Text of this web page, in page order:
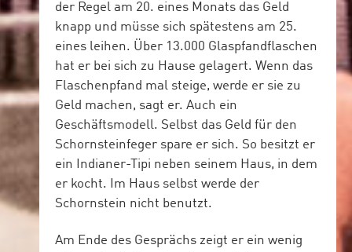
der Regel am 20. eines Monats das Geld
knapp und müsse sich spätestens am 25.
eines leihen. Über 13.000 Glaspfandflaschen
hat er bei sich zu Hause gelagert. Wenn das
Flaschenpfand mal steige, werde er sie zu
Geld machen, sagt er. Auch ein
Geschäftsmodell. Selbst das Geld für den
Schornsteinfeger spare er sich. So besitzt er
ein Indianer-Tipi neben seinem Haus, in dem
er kocht. Im Haus selbst werde der
Schornstein nicht benutzt.
Am Ende des Gesprächs zeigt er ein wenig